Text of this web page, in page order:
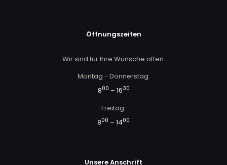
Öffnungszeiten
Wir sind für Ihre Wünsche offen.
Montag - Donnerstag:
800 – 1630
Freitag:
800 – 1400
Unsere Anschrift